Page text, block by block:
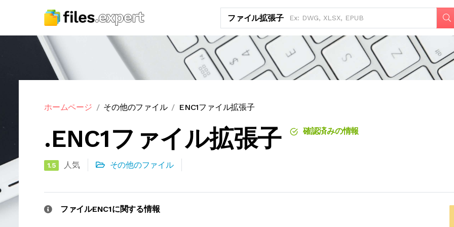
ファイル拡張子
ホームページ その他のファイル ENC1ファイル拡張子
.ENC1ファイル拡張子 確認済みの情報
1.5 人気 その他のファイル
ファイルENC1に関する情報